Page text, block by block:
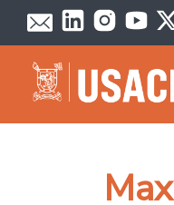
Pasar al contenido